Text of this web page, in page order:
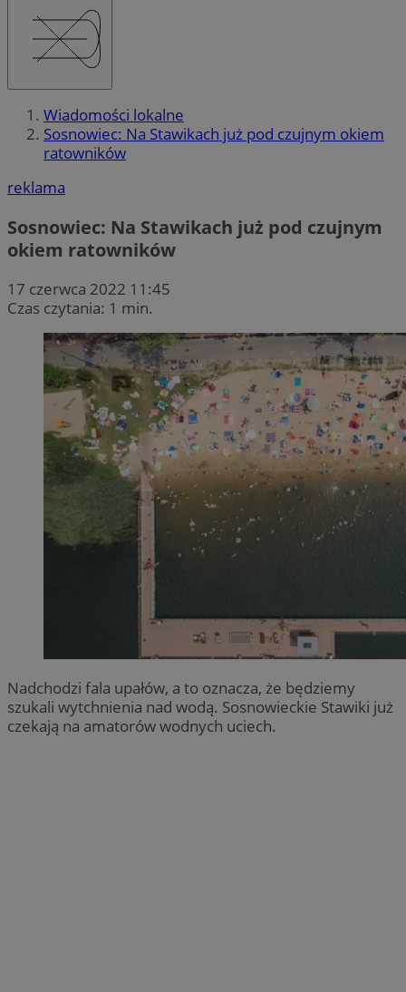
Wiadomości lokalne
Sosnowiec: Na Stawikach już pod czujnym okiem
ratowników
reklama
Sosnowiec: Na Stawikach już pod czujnym
okiem ratowników
17 czerwca 2022 11:45
Czas czytania: 1 min.
Nadchodzi fala upałów, a to oznacza, że będziemy
szukali wytchnienia nad wodą. Sosnowieckie Stawiki już
czekają na amatorów wodnych uciech.